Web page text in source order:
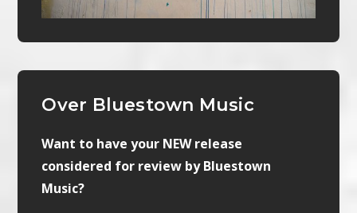
Over Bluestown Music
Want to have your NEW release
considered for review by Bluestown
Music?